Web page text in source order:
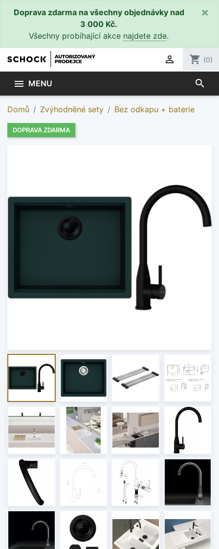
Doprava zdarma na všechny objednávky nad
3 000 Kč.
Všechny probíhající akce najdete zde.
×
 shopping_cart (0)
 MENU search
Domů Zvýhodněné sety Bez odkapu + baterie
DOPRAVA ZDARMA